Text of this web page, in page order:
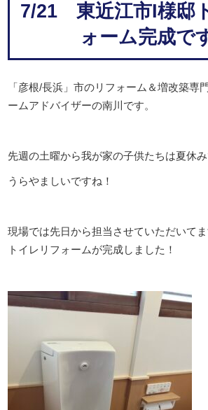
7/21 東近江市I様邸
ォーム完成で
「彦根/長浜」市のリフォーム＆増改築専
ームアドバイザーの南川です。
先週の土曜から我が家の子供たちは夏休み
うらやましいですね！
現場では先日から担当させていただいて
トイレリフォームが完成しました！